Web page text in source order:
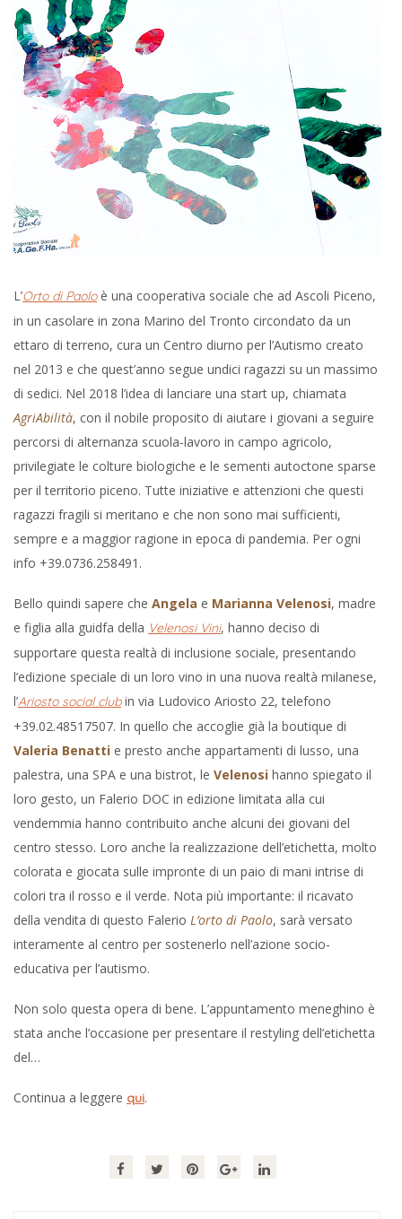
L’Orto di Paoloè una cooperativa sociale che ad Ascoli Piceno,
in un casolare in zona Marino del Tronto circondato da un
ettaro di terreno, cura un Centro diurno per l’Autismo creato
nel 2013 e che quest’anno segue undici ragazzi su un massimo
di sedici. Nel 2018 l’idea di lanciare una start up, chiamata
AgriAbilità, con il nobile proposito di aiutare i giovani a seguire
percorsi di alternanza scuola-lavoro in campo agricolo,
privilegiate le colture biologiche e le sementi autoctone sparse
per il territorio piceno. Tutte iniziative e attenzioni che questi
ragazzi fragili si meritano e che non sono mai sufficienti,
sempre e a maggior ragione in epoca di pandemia. Per ogni
info +39.0736.258491.
Bello quindi sapere che Angela e Marianna Velenosi, madre
e figlia alla guidfa della Velenosi Vini, hanno deciso di
supportare questa realtà di inclusione sociale, presentando
l’edizione speciale di un loro vino in una nuova realtà milanese,
l’Ariosto social clubin via Ludovico Ariosto 22, telefono
+39.02.48517507. In quello che accoglie già la boutique di
Valeria Benatti e presto anche appartamenti di lusso, una
palestra, una SPA e una bistrot, le Velenosi hanno spiegato il
loro gesto, un Falerio DOC in edizione limitata alla cui
vendemmia hanno contribuito anche alcuni dei giovani del
centro stesso. Loro anche la realizzazione dell’etichetta, molto
colorata e giocata sulle impronte di un paio di mani intrise di
colori tra il rosso e il verde. Nota più importante: il ricavato
della vendita di questo Falerio L’orto di Paolo, sarà versato
interamente al centro per sostenerlo nell’azione socio-
educativa per l’autismo.
Non solo questa opera di bene. L’appuntamento meneghino è
stata anche l’occasione per presentare il restyling dell’etichetta
del…
Continua a leggere qui.